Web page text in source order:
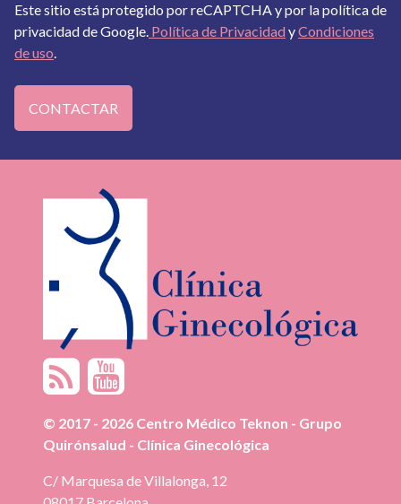
Este sitio está protegido por reCAPTCHA y por la política de
privacidad de Google. Política de PrivacidadyCondiciones
de uso.
© 2017 - 2026 Centro Médico Teknon - Grupo
Quirónsalud - Clínica Ginecológica
C/ Marquesa de Villalonga, 12